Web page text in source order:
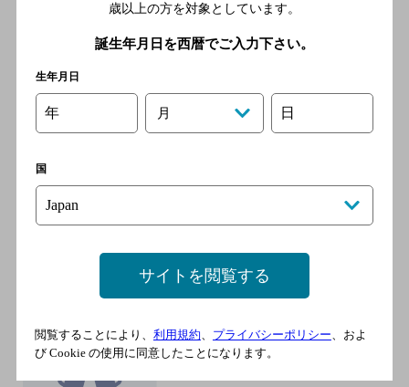
ＪＲ東海道本線 静岡駅／Ｊ
岡鉄道 新静岡駅／静岡鉄
ＪＲ東海道本線 静岡駅／Ｊ
道 日吉町駅／静岡鉄道 音
羽町駅
ドイツ風レストランハンプル
歳以上の方を対象としています。
誕生年月日を西暦でご入力下さい。
生年月日
年 月 日
国
サイトを閲覧する
閲覧することにより、 利用規約、 プライバシーポリシー、およ
び Cookie の使用に同意したことになります。